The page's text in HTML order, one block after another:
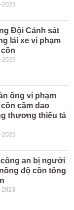
2023
Đội Cảnh sát
lái xe vi phạm
2023
ông vi phạm
cầm dao
thương thiếu tá
2023
công an bị người
độ cồn tông
2023